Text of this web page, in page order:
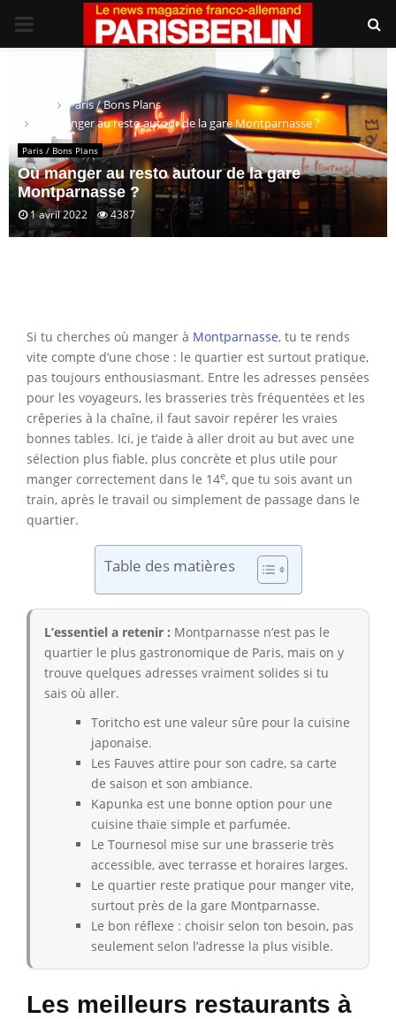
PRIMARY
Paris / Bons Plans
Où manger au resto autour de la gare Montparnasse ?
Paris / Bons Plans
Où manger au resto autour de la gare
Montparnasse ?
1 avril 2022 4387
Si tu cherches où manger à Montparnasse, tu te rends
vite compte d’une chose : le quartier est surtout pratique,
pas toujours enthousiasmant. Entre les adresses pensées
pour les voyageurs, les brasseries très fréquentées et les
crêperies à la chaîne, il faut savoir repérer les vraies
bonnes tables. Ici, je t’aide à aller droit au but avec une
sélection plus fiable, plus concrète et plus utile pour
manger correctement dans le 14e, que tu sois avant un
train, après le travail ou simplement de passage dans le
quartier.
Table des matières
L’essentiel a retenir : Montparnasse n’est pas le
quartier le plus gastronomique de Paris, mais on y
trouve quelques adresses vraiment solides si tu
sais où aller.
Toritcho est une valeur sûre pour la cuisine
japonaise.
Les Fauves attire pour son cadre, sa carte
de saison et son ambiance.
Kapunka est une bonne option pour une
cuisine thaïe simple et parfumée.
Le Tournesol mise sur une brasserie très
accessible, avec terrasse et horaires larges.
Le quartier reste pratique pour manger vite,
surtout près de la gare Montparnasse.
Le bon réflexe : choisir selon ton besoin, pas
seulement selon l’adresse la plus visible.
Les meilleurs restaurants à